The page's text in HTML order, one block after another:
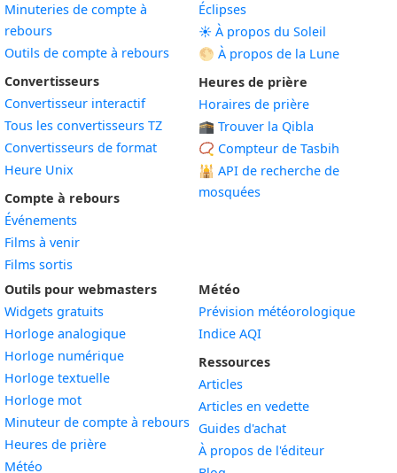
Minuteries de compte à
rebours
Outils de compte à rebours
Convertisseurs
Convertisseur interactif
Tous les convertisseurs TZ
Convertisseurs de format
Heure Unix
Compte à rebours
Événements
Films à venir
Films sortis
Éclipses
☀️ À propos du Soleil
🌕 À propos de la Lune
Heures de prière
Horaires de prière
🕋 Trouver la Qibla
📿 Compteur de Tasbih
🕌 API de recherche de
mosquées
Outils pour webmasters
Widgets gratuits
Horloge analogiqueWidget
Horloge numériqueWidget
Horloge textuelleWidget
Horloge motWidget
Minuteur de compte à rebours Widget
Heures de prièreWidget
Météo
Météo
Prévision météorologique
Indice AQI
Ressources
Articles
Articles en vedette
Guides d'achat
À propos de l'éditeur